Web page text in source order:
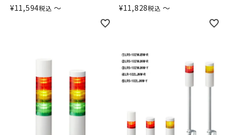
¥11,594税込 〜
¥11,828税込 〜